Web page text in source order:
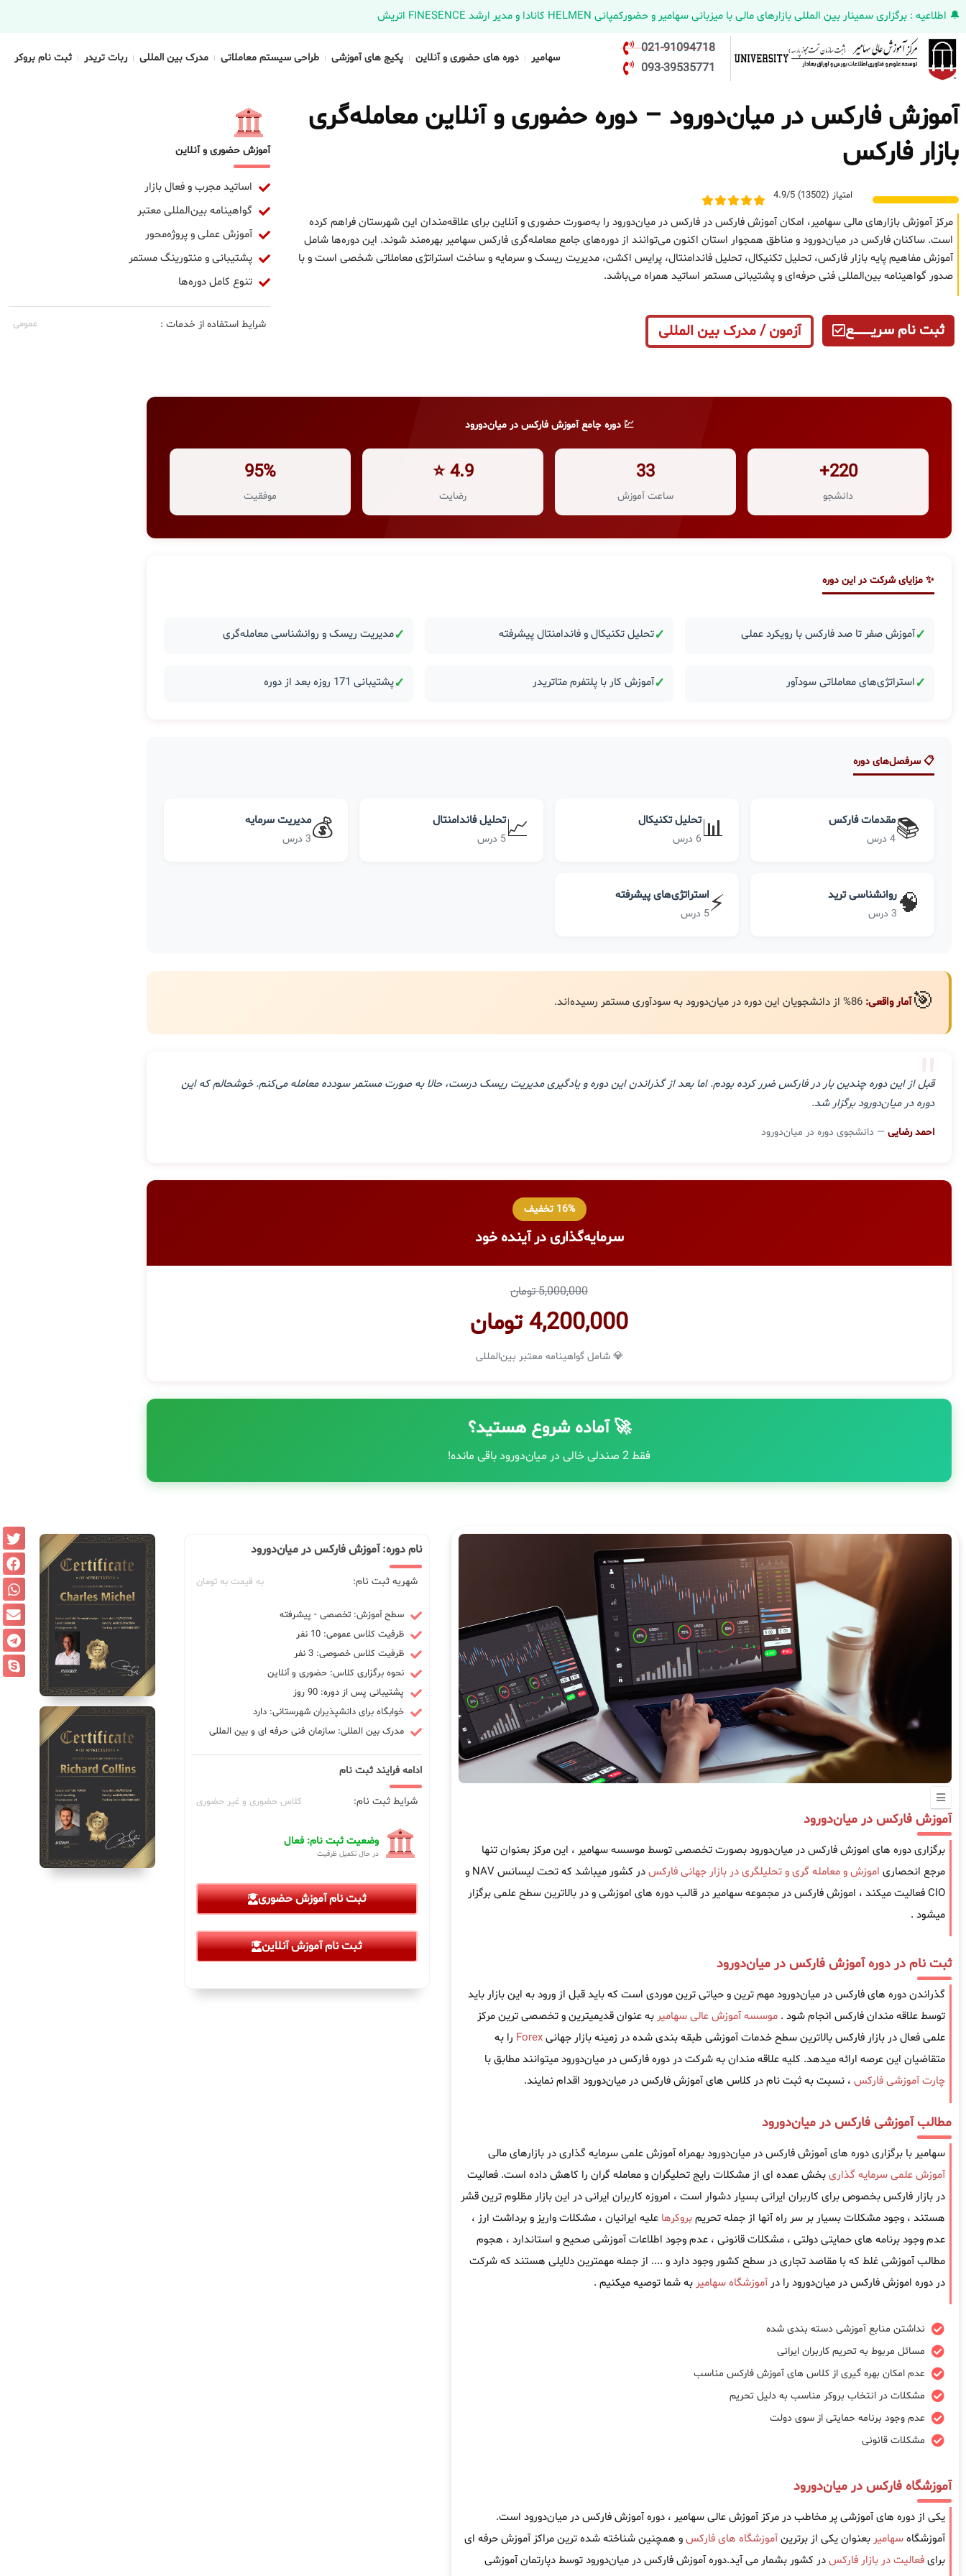
🔔 اطلاعیه : برگزاری سمینار بین المللی بازارهای مالی با میزبانی سهامیر و حضورکمپانی HELMEN کانادا و مدیر ارشد FINESENCE اتریش
021-91094718
093-39535771
سهامیر دوره های حضوری و آنلاین پکیج های آموزشی طراحی سیستم معاملاتی مدرک بین المللی ربات تریدر ثبت نام بروکر
آموزش فارکس در میان‌دورود – دوره حضوری و آنلاین معامله‌گری
بازار فارکس
امتیاز (13502) 4.9/5
مرکز آموزش بازارهای مالی سهامیر، امکان آموزش فارکس در فارکس در میان‌دورود را به‌صورت حضوری و آنلاین برای علاقه‌مندان این شهرستان فراهم کرده
است. ساکنان فارکس در میان‌دورود و مناطق همجوار استان اکنون می‌توانند از دوره‌های جامع معامله‌گری فارکس سهامیر بهره‌مند شوند. این دوره‌ها شامل
آموزش مفاهیم پایه بازار فارکس، تحلیل تکنیکال، تحلیل فاندامنتال، پرایس اکشن، مدیریت ریسک و سرمایه و ساخت استراتژی معاملاتی شخصی است و با
صدور گواهینامه بین‌المللی فنی حرفه‌ای و پشتیبانی مستمر اساتید همراه می‌باشد.
ثبت نام سریــــــــــــع آزمون / مدرک بین المللی
آموزش حضوری و آنلاین
اساتید مجرب و فعال بازار
گواهینامه بین‌المللی معتبر
آموزش عملی و پروژه‌محور
پشتیبانی و منتورینگ مستمر
تنوع کامل دوره‌ها
شرایط استفاده از خدمات : عمومی
💹 دوره جامع آموزش فارکس در میان‌دورود
220+
دانشجو
33
ساعت آموزش
4.9 ⭐
رضایت
95%
موفقیت
✨ مزایای شرکت در این دوره
✓آموزش صفر تا صد فارکس با رویکرد عملی ✓تحلیل تکنیکال و فاندامنتال پیشرفته ✓مدیریت ریسک و روانشناسی معامله‌گری
✓استراتژی‌های معاملاتی سودآور ✓آموزش کار با پلتفرم متاتریدر ✓پشتیبانی 171 روزه بعد از دوره
📋 سرفصل‌های دوره
📚مقدمات فارکس
4 درس 📊تحلیل تکنیکال
6 درس 📈تحلیل فاندامنتال
5 درس 💰مدیریت سرمایه
3 درس
🧠روانشناسی ترید
3 درس ⚡استراتژی‌های پیشرفته
5 درس
🎯آمار واقعی:
"
قبل از این دوره چندین بار در فارکس ضرر کرده بودم. اما بعد از گذراندن این دوره و یادگیری مدیریت ریسک درست، حالا به صورت مستمر سودده معامله می‌کنم. خوشحالم که این
دوره در میان‌دورود برگزار شد.
احمد رضایی — دانشجوی دوره در میان‌دورود
16% تخفیف
سرمایه‌گذاری در آینده خود
5,000,000 تومان
4,200,000 تومان
💎 شامل گواهینامه معتبر بین‌المللی
🚀 آماده شروع هستید؟
فقط 2 صندلی خالی در میان‌دورود باقی مانده!
آموزش فارکس در میان‌دورود
برگزاری دوره های اموزش فارکس در میان‌دورود بصورت تخصصی توسط موسسه سهامیر ، این مرکز بعنوان تنها
مرجع انحصاری اموزش و معامله گری و تحلیلگری در بازار جهانی فارکس
در کشور میباشد که تحت لیسانس NAV و
CIO فعالیت میکند ، اموزش فارکس در مجموعه سهامیر در قالب دوره های اموزشی و در بالاترین سطح علمی برگزار
میشود .
ثبت نام در دوره آموزش فارکس در میان‌دورود
گذراندن دوره های فارکس در میان‌دورود مهم ترین و حیاتی ترین موردی است که باید قبل از ورود به این بازار باید
توسط علاقه مندان فارکس انجام شود . موسسه آموزش عالی سهامیربه عنوان قدیمیترین و تخصصی ترین مرکز
علمی فعال در بازار فارکس بالاترین سطح خدمات آموزشی طبقه بندی شده در زمینه بازار جهانیForex را به
متقاضیان این عرصه ارائه میدهد. کلیه علاقه مندان به شرکت در دوره فارکس در میان‌دورود میتوانند مطابق با
چارت آموزشی فارکس ، نسبت به ثبت نام در کلاس های آموزش فارکس در میان‌دورود اقدام نمایند.
مطالب آموزشی فارکس در میان‌دورود
سهامیر با برگزاری دوره های آموزش فارکس در میان‌دورود بهمراه آموزش علمی سرمایه گذاری در بازارهای مالی
آموزش علمی سرمایه گذاریبخش عمده ای از مشکلات رایج تحلیگران و معامله گران را کاهش داده است. فعالیت
در بازار فارکس بخصوص برای کاربران ایرانی بسیار دشوار است ، امروزه کاربران ایرانی در این بازار مظلوم ترین قشر
هستند ، وجود مشکلات بسیار بر سر راه آنها از جمله تحریمبروکرها علیه ایرانیان ، مشکلات واریز و برداشت ارز ،
عدم وجود برنامه های حمایتی دولتی ، مشکلات قانونی ، عدم وجود اطلاعات آموزشی صحیح و استاندارد ، هجوم
مطالب آموزشی غلط که با مقاصد تجاری در سطح کشور وجود دارد و .... از جمله مهمترین دلایلی هستند که شرکت
در دوره اموزش فارکس در میان‌دورود را در آموزشگاه سهامیر به شما توصیه میکنیم .
نداشتن منابع آموزشی دسته بندی شده
مسائل مربوط به تحریم کاربران ایرانی
عدم امکان بهره گیری از کلاس های آموزش فارکس مناسب
مشکلات در انتخاب بروکر مناسب به دلیل تحریم
عدم وجود برنامه حمایتی از سوی دولت
مشکلات قانونی
آموزشگاه فارکس در میان‌دورود
یکی از دوره های آموزشی پر مخاطب در مرکز آموزش عالی سهامیر ، دوره آموزش فارکس در میان‌دورود است.
آموزشگاهسهامیر بعنوان یکی از برترینآموزشگاه های فارکسو همچنین شناخته شده ترین مراکز آموزش حرفه ای
برایفعالیت در بازار فارکسدر کشور بشمار می آید.دوره آموزش فارکس در میان‌دورود توسط دپارتمان آموزشی
نام دوره: آموزش فارکس در میان‌دورود
شهریه ثبت نام: به قیمت به تومان
سطح آموزش: تخصصی - پیشرفته
ظرفیت کلاس عمومی: 10 نفر
ظرفیت کلاس خصوصی: 3 نفر
نحوه برگزاری کلاس: حضوری و آنلاین
پشتیبانی پس از دوره: 90 روز
خوابگاه برای دانشپذیران شهرستانی: دارد
مدرک بین المللی: سازمان فنی حرفه ای و بین المللی
ادامه فرایند ثبت نام
شرایط ثبت نام: کلاس حضوری و غیر حضوری
وضعیت ثبت نام: فعال
در حال تکمیل ظرفیت
ثبت نام آموزش حضوری
ثبت نام آموزش آنلاین